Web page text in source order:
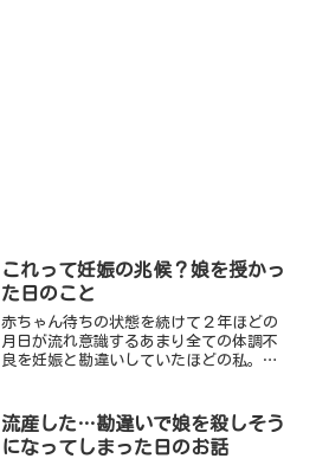
これって妊娠の兆候？娘を授かっ
た日のこと
赤ちゃん待ちの状態を続けて２年ほどの
月日が流れ意識するあまり全ての体調不
良を妊娠と勘違いしていたほどの私。で
娘がお腹に宿った日のこと。その兆候な
どについて。
流産した…勘違いで娘を殺しそう
になってしまった日のお話